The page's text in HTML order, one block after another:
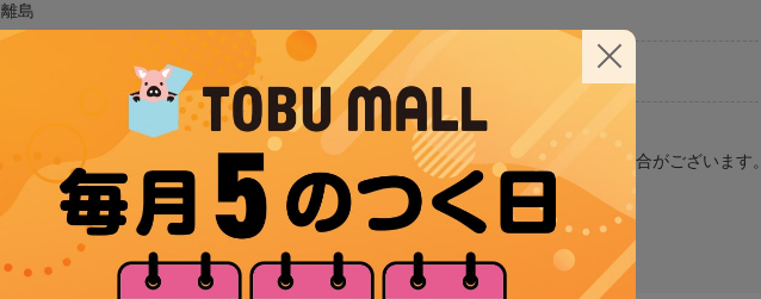
離島
お支払方法についてはこちら
※数に限りがございます。お品切れの際はご容赦くださいませ。
※写真はイメージです。モニター・光源など環境により実際の色味と違って見える場合がございます。
※商品内容に記載がないものは、お届けする商品に含まれません。
※お客様ご都合によるお品物の返品、および交換はできません。
※掛紙不可。ご贈答用の用途での承りはできかねます。